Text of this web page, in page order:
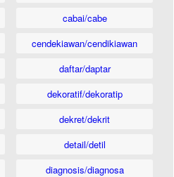
cabai/cabe
cendekiawan/cendikiawan
daftar/daptar
dekoratif/dekoratip
dekret/dekrit
detail/detil
diagnosis/diagnosa